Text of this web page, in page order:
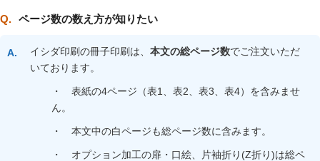
ページ数の数え方が知りたい
イシダ印刷の冊子印刷は、本文の総ページ数でご注文いただ
いております。
・ 表紙の4ページ（表1、表2、表3、表4）を含みませ
ん。
・ 本文中の白ページも総ページ数に含みます。
・ オプション加工の扉・口絵、片袖折り(Z折り)は総ペ